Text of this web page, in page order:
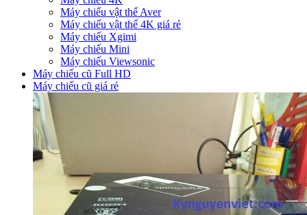
Máy chiếu vật thể Aver
Máy chiếu vật thể 4K giá rẻ
Máy chiếu Xgimi
Máy chiếu Mini
Máy chiếu Viewsonic
Máy chiếu cũ Full HD
Máy chiếu cũ giá rẻ